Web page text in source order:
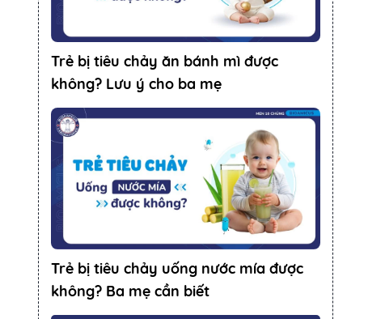
Trẻ bị tiêu chảy ăn bánh mì được
không? Lưu ý cho ba mẹ
Trẻ bị tiêu chảy uống nước mía được
không? Ba mẹ cần biết